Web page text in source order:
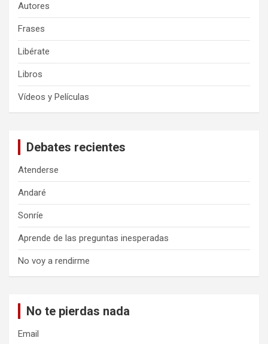
Autores
Frases
Libérate
Libros
Vídeos y Películas
Debates recientes
Atenderse
Andaré
Sonríe
Aprende de las preguntas inesperadas
No voy a rendirme
No te pierdas nada
Email